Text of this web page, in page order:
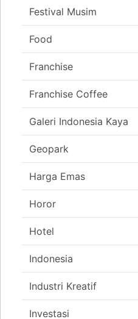
Festival Musim
Food
Franchise
Franchise Coffee
Galeri Indonesia Kaya
Geopark
Harga Emas
Horor
Hotel
Indonesia
Industri Kreatif
Investasi